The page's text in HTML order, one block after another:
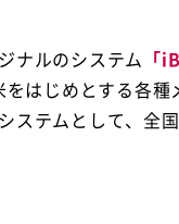
ナルのシステム 「
をはじめとする各種
ステムとして、全